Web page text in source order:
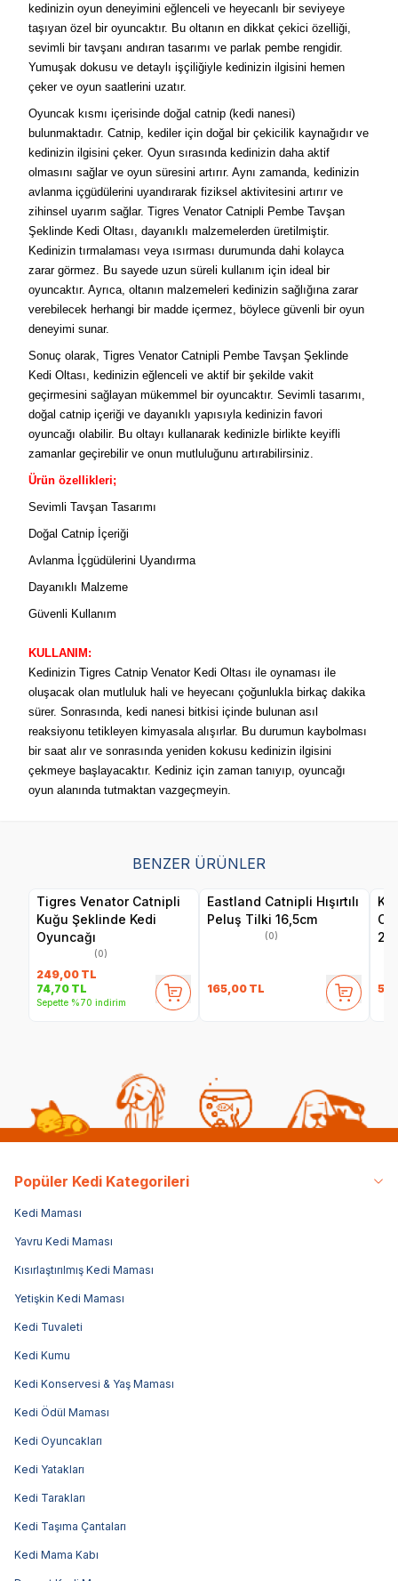
kedinizin oyun deneyimini eğlenceli ve heyecanlı bir seviyeye
taşıyan özel bir oyuncaktır. Bu oltanın en dikkat çekici özelliği,
sevimli bir tavşanı andıran tasarımı ve parlak pembe rengidir.
Yumuşak dokusu ve detaylı işçiliğiyle kedinizin ilgisini hemen
çeker ve oyun saatlerini uzatır.
Oyuncak kısmı içerisinde doğal catnip (kedi nanesi)
bulunmaktadır. Catnip, kediler için doğal bir çekicilik kaynağıdır ve
kedinizin ilgisini çeker. Oyun sırasında kedinizin daha aktif
olmasını sağlar ve oyun süresini artırır. Aynı zamanda, kedinizin
avlanma içgüdülerini uyandırarak fiziksel aktivitesini artırır ve
zihinsel uyarım sağlar. Tigres Venator Catnipli Pembe Tavşan
Şeklinde Kedi Oltası, dayanıklı malzemelerden üretilmiştir.
Kedinizin tırmalaması veya ısırması durumunda dahi kolayca
zarar görmez. Bu sayede uzun süreli kullanım için ideal bir
oyuncaktır. Ayrıca, oltanın malzemeleri kedinizin sağlığına zarar
verebilecek herhangi bir madde içermez, böylece güvenli bir oyun
deneyimi sunar.
Sonuç olarak, Tigres Venator Catnipli Pembe Tavşan Şeklinde
Kedi Oltası, kedinizin eğlenceli ve aktif bir şekilde vakit
geçirmesini sağlayan mükemmel bir oyuncaktır. Sevimli tasarımı,
doğal catnip içeriği ve dayanıklı yapısıyla kedinizin favori
oyuncağı olabilir. Bu oltayı kullanarak kedinizle birlikte keyifli
zamanlar geçirebilir ve onun mutluluğunu artırabilirsiniz.
Ürün özellikleri;
Sevimli Tavşan Tasarımı
Doğal Catnip İçeriği
Avlanma İçgüdülerini Uyandırma
Dayanıklı Malzeme
Güvenli Kullanım
KULLANIM:
Kedinizin Tigres Catnip Venator Kedi Oltası ile oynaması ile
oluşacak olan mutluluk hali ve heyecanı çoğunlukla birkaç dakika
sürer. Sonrasında, kedi nanesi bitkisi içinde bulunan asıl
reaksiyonu tetikleyen kimyasala alışırlar. Bu durumun kaybolması
bir saat alır ve sonrasında yeniden kokusu kedinizin ilgisini
çekmeye başlayacaktır. Kediniz için zaman tanıyıp, oyuncağı
oyun alanında tutmaktan vazgeçmeyin.
BENZER ÜRÜNLER
Tigres Venator Catnipli
Kuğu Şeklinde Kedi
Oyuncağı
(0)
249,00 TL
74,70 TL
Sepette %70 indirim
Eastland Catnipli Hışırtılı
Peluş Tilki 16,5cm
(0)
165,00 TL
Popüler Kedi Kategorileri
Kedi Maması
Yavru Kedi Maması
Kısırlaştırılmış Kedi Maması
Yetişkin Kedi Maması
Kedi Tuvaleti
Kedi Kumu
Kedi Konservesi & Yaş Maması
Kedi Ödül Maması
Kedi Oyuncakları
Kedi Yatakları
Kedi Tarakları
Kedi Taşıma Çantaları
Kedi Mama Kabı